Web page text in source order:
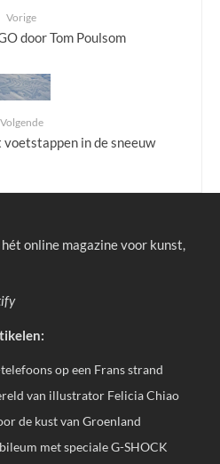
Vorige
door Tom Poulsom
Volgende
in de sneeuw
online magazine voor kunst,
op een Frans strand
van illustrator Felicia Chiao
de kust van Groenland
met speciale G-SHOCK